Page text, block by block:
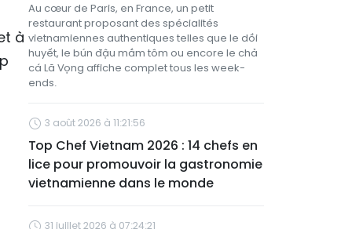
à
Au cœur de Paris, en France, un petit
restaurant proposant des spécialités
vietnamiennes authentiques telles que le dồi
huyết, le bún đậu mắm tôm ou encore le chả
cá Lã Vọng affiche complet tous les week-
ends.
3 août 2026 à 11:21:56
Top Chef Vietnam 2026 : 14 chefs en
lice pour promouvoir la gastronomie
vietnamienne dans le monde
31 juillet 2026 à 07:24:21